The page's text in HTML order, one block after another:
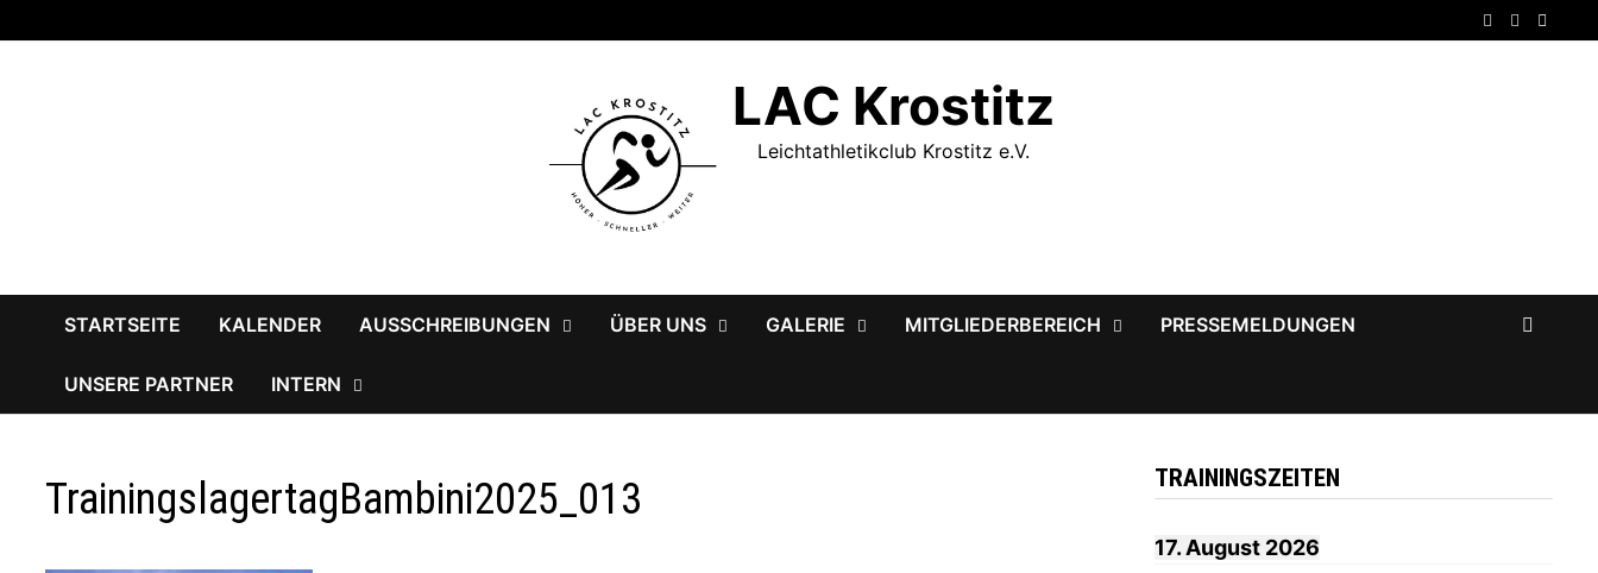
Inhalt
LAC Krostitz
Leichtathletikclub Krostitz e.V.
STARTSEITE KALENDER AUSSCHREIBUNGEN ÜBER UNS GALERIE MITGLIEDERBEREICH PRESSEMELDUNGEN
UNSERE PARTNER INTERN
TrainingslagertagBambini2025_013 TRAININGSZEITEN
17. August 2026